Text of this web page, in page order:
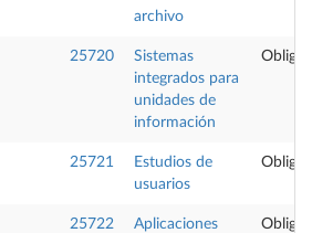
archivo
25720
Sistemas
integrados para
unidades de
información
25721
Estudios de
usuarios
25722
Aplicaciones